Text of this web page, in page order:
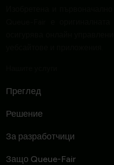
Преглед
Решение
За разработчици
Защо Queue-Fair